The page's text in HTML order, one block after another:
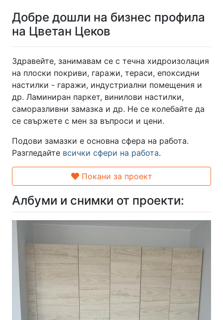
Добре дошли на бизнес профила
на Цветан Цеков
Здравейте, занимавам се с течна хидроизолация
на плоски покриви, гаражи, тераси, епоксидни
настилки - гаражи, индустриални помещения и
др. Ламиниран паркет, винилови настилки,
саморазливни замазка и др. Не се колебайте да
се свържете с мен за въпроси и цени.
Подови замазки е основна сфера на работа.
Разгледайте всички сфери на работа.
Покани за проект
Албуми и снимки от проекти: